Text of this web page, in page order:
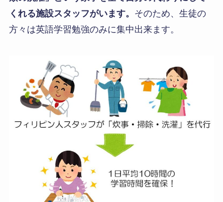
くれる施設スタッフがいます。 そのため、生徒の
方々は英語学習勉強のみに集中出来ます。